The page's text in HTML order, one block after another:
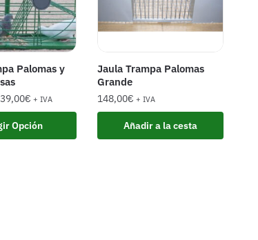
Palomas y
€ + IVA
Opción
Jaula Trampa Palomas
Grande
148,00€ + IVA
Añadir a la cesta